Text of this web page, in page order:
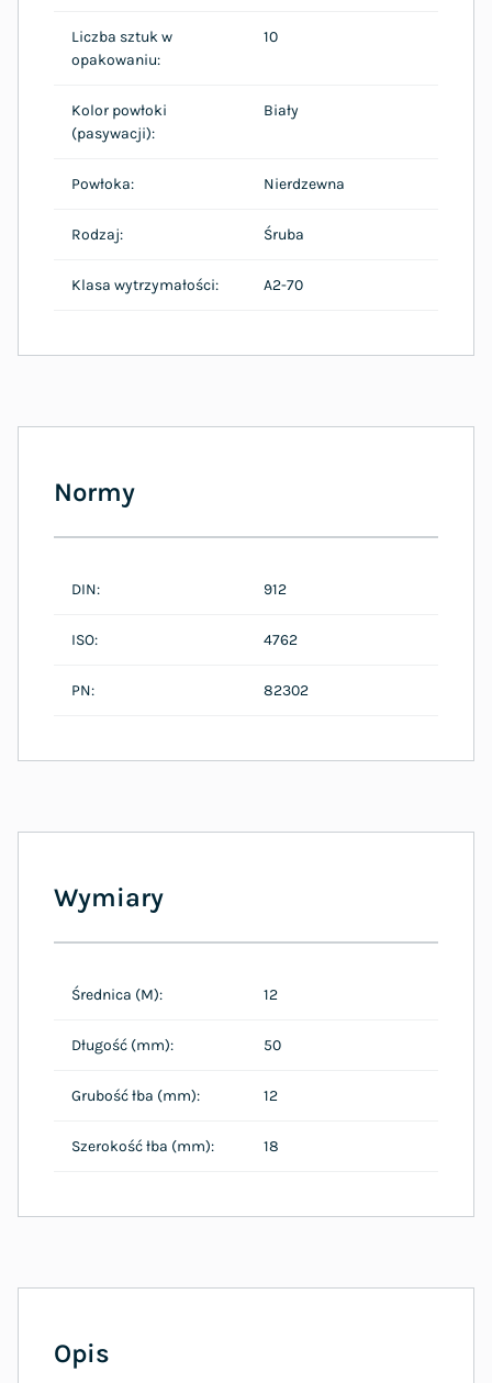
Liczba sztuk w
opakowaniu:
10
Kolor powłoki
(pasywacji):
Biały
Powłoka: Nierdzewna
Rodzaj: Śruba
Klasa wytrzymałości: A2-70
Normy
DIN: 912
ISO: 4762
PN: 82302
Wymiary
Średnica (M): 12
Długość (mm): 50
Grubość łba (mm): 12
Szerokość łba (mm): 18
Opis